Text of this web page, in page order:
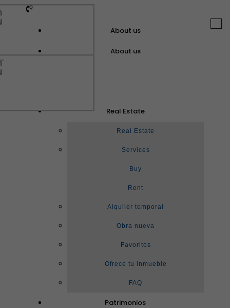
About us
About us
Real Estate
Real Estate
Services
Buy
Rent
Alquiler temporal
Obra nueva
Favoritos
Ofrece tu inmueble
FAQ
Patrimonios